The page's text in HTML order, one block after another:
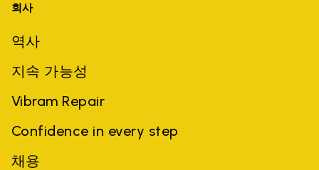
회사
역사
지속 가능성
Vibram Repair
Confidence in every step
채용